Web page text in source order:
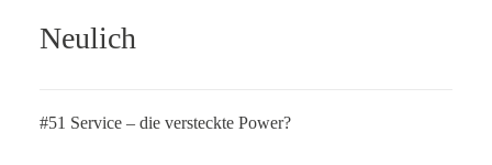
Neulich
#51 Service – die versteckte Power?